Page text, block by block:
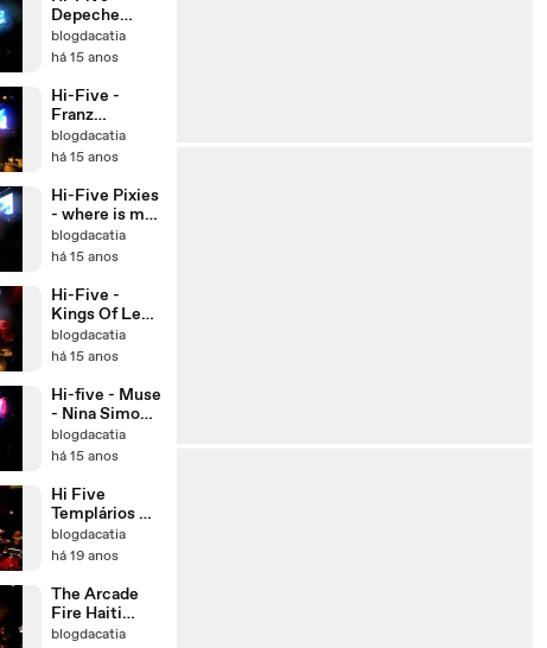
Depeche
Mode -
Personal
blogdacatia
há 15 anos
Hi-Five -
Franz
Ferdinand -
Take Me Out
blogdacatia
há 15 anos
Hi-Five Pixies
- where is my
mind
blogdacatia
há 15 anos
Hi-Five -
Kings Of Leon
- Use
Somebody
blogdacatia
há 15 anos
Hi-five - Muse
- Nina Simone
- Felling Blue
blogdacatia
há 15 anos
Hi Five
Templários Á
pois é bébé!
blogdacatia
há 19 anos
The Arcade
Fire Haiti
SBSR
blogdacatia